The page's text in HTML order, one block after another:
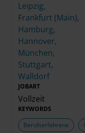
Leipzig,
Frankfurt (Main),
Hamburg,
Hannover,
München,
Stuttgart,
Walldorf
JOBART
Vollzeit
KEYWORDS
Berufserfahrene